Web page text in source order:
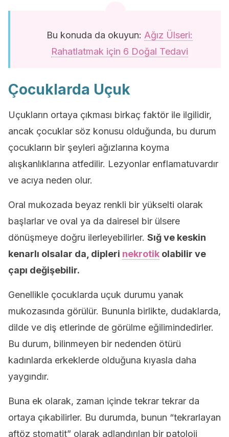
Bu konuda da okuyun: Ağız Ülseri:
Rahatlatmak için 6 Doğal Tedavi
Çocuklarda Uçuk
Uçukların ortaya çıkması birkaç faktör ile ilgilidir,
ancak çocuklar söz konusu olduğunda, bu durum
çocukların bir şeyleri ağızlarına koyma
alışkanlıklarına atfedilir. Lezyonlar enflamatuvardır
ve acıya neden olur.
Oral mukozada beyaz renkli bir yükselti olarak
başlarlar ve oval ya da dairesel bir ülsere
dönüşmeye doğru ilerleyebilirler. Sığ ve keskin
kenarlı olsalar da, dipleri nekrotik olabilir ve
çapı değişebilir.
Genellikle çocuklarda uçuk durumu yanak
mukozasında görülür. Bununla birlikte, dudaklarda,
dilde ve diş etlerinde de görülme eğilimindedirler.
Bu durum, bilinmeyen bir nedenden ötürü
kadınlarda erkeklerde olduğuna kıyasla daha
yaygındır.
Buna ek olarak, zaman içinde tekrar tekrar da
ortaya çıkabilirler. Bu durumda, bunun “tekrarlayan
aftöz stomatit” olarak adlandırılan bir patoloji